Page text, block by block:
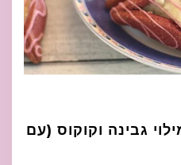
גבינה וקוקוס (עם